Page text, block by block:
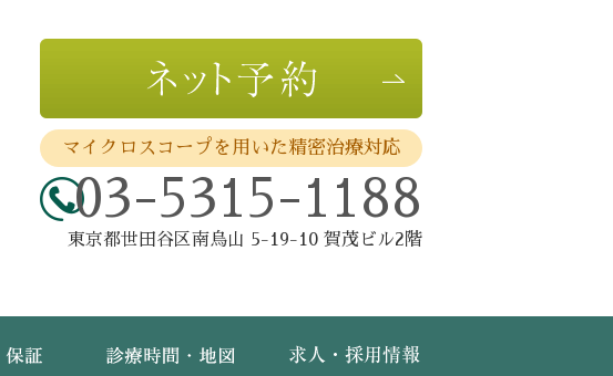
マイクロスコープを用いた精密治療対応
03-5315-1188
東京都世田谷区南烏山 5-19-10 賀茂ビル2階
治療費・保証 診療時間・地図